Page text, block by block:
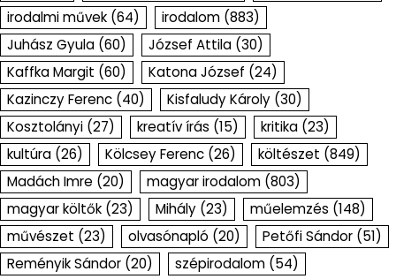
irodalmi művek (64) irodalom (883)
Juhász Gyula (60) József Attila (30)
Kaffka Margit (60) Katona József (24)
Kazinczy Ferenc (40) Kisfaludy Károly (30)
Kosztolányi (27) kreatív írás (15) kritika (23)
kultúra (26) Kölcsey Ferenc (26) költészet (849)
Madách Imre (20) magyar irodalom (803)
magyar költők (23) Mihály (23) műelemzés (148)
művészet (23) olvasónapló (20) Petőfi Sándor (51)
Reményik Sándor (20) szépirodalom (54)